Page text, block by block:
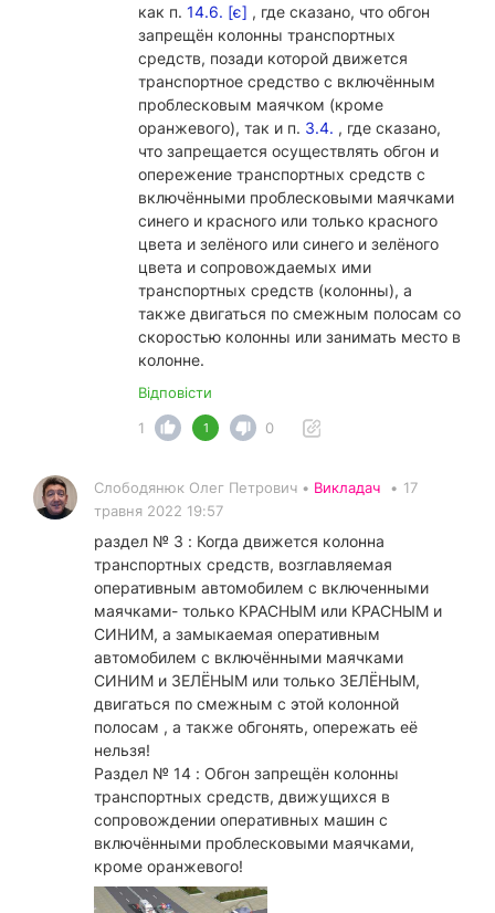
как п. 14.6. [є] , где сказано, что обгон
запрещён колонны транспортных
средств, позади которой движется
транспортное средство с включённым
проблесковым маячком (кроме
оранжевого), так и п. 3.4. , где сказано,
что запрещается осуществлять обгон и
опережение транспортных средств с
включёнными проблесковыми маячками
синего и красного или только красного
цвета и зелёного или синего и зелёного
цвета и сопровождаемых ими
транспортных средств (колонны), а
также двигаться по смежным полосам со
скоростью колонны или занимать место в
колонне.
Відповісти
1
1 0
Слободянюк Олег Петрович • Викладач • 17
травня 2022 19:57
раздел № 3 : Когда движется колонна
транспортных средств, возглавляемая
оперативным автомобилем с включенными
маячками- только КРАСНЫМ или КРАСНЫМ и
СИНИМ, а замыкаемая оперативным
автомобилем с включёнными маячками
СИНИМ и ЗЕЛЁНЫМ или только ЗЕЛЁНЫМ,
двигаться по смежным с этой колонной
полосам , а также обгонять, опережать её
нельзя!
Раздел № 14 : Обгон запрещён колонны
транспортных средств, движущихся в
сопровождении оперативных машин с
включёнными проблесковыми маячками,
кроме оранжевого!